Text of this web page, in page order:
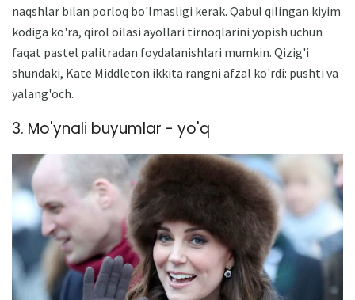
naqshlar bilan porloq bo'lmasligi kerak. Qabul qilingan kiyim
kodiga ko'ra, qirol oilasi ayollari tirnoqlarini yopish uchun
faqat pastel palitradan foydalanishlari mumkin. Qizig'i
shundaki, Kate Middleton ikkita rangni afzal ko'rdi: pushti va
yalang'och.
3. Mo'ynali buyumlar - yo'q